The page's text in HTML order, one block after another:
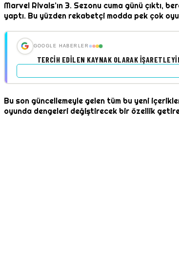
Marvel Rivals’ın 3. Sezonu cuma günü çıktı,
yaptı. Bu yüzden rekabetçi modda pek çok
GOOGLE HABERLER
TERCIH EDILEN KAYNAK OLARAK
Bu son güncellemeyle gelen tüm bu yeni
oyunda dengeleri değiştirecek bir özellik